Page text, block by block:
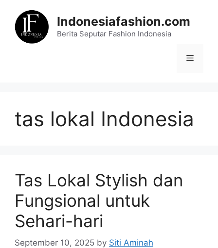
content
Indonesiafashion.com
Berita Seputar Fashion Indonesia
Menu
tas lokal Indonesia
Tas Lokal Stylish dan
Fungsional untuk
Sehari-hari
September 10, 2025 by Siti Aminah